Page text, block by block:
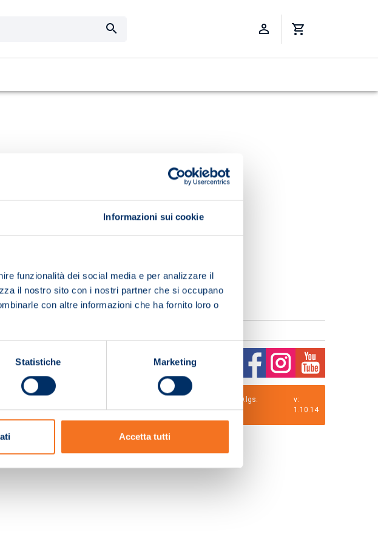
Informazioni sui cookie
funzionalità dei social media e per analizzare il
il nostro sito con i nostri partner che si occupano
con altre informazioni che ha fornito loro o
Statistiche Marketing
Accetta tutti
- Cap.Soc. € 2.000.000,00 i.v. La Società adotta il Codice Etico D.lgs.
v:
1.10.14